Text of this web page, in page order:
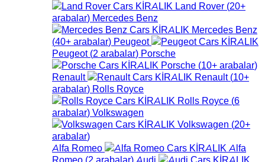
Land Rover (20+
arabalar) Mercedes Benz
Mercedes Benz
(40+ arabalar) Peugeot
Peugeot (2 arabalar) Porsche
Porsche (10+ arabalar)
Renault
Renault (10+
arabalar) Rolls Royce
Rolls Royce (6
arabalar) Volkswagen
Volkswagen (20+
arabalar)
Alfa Romeo
Alfa